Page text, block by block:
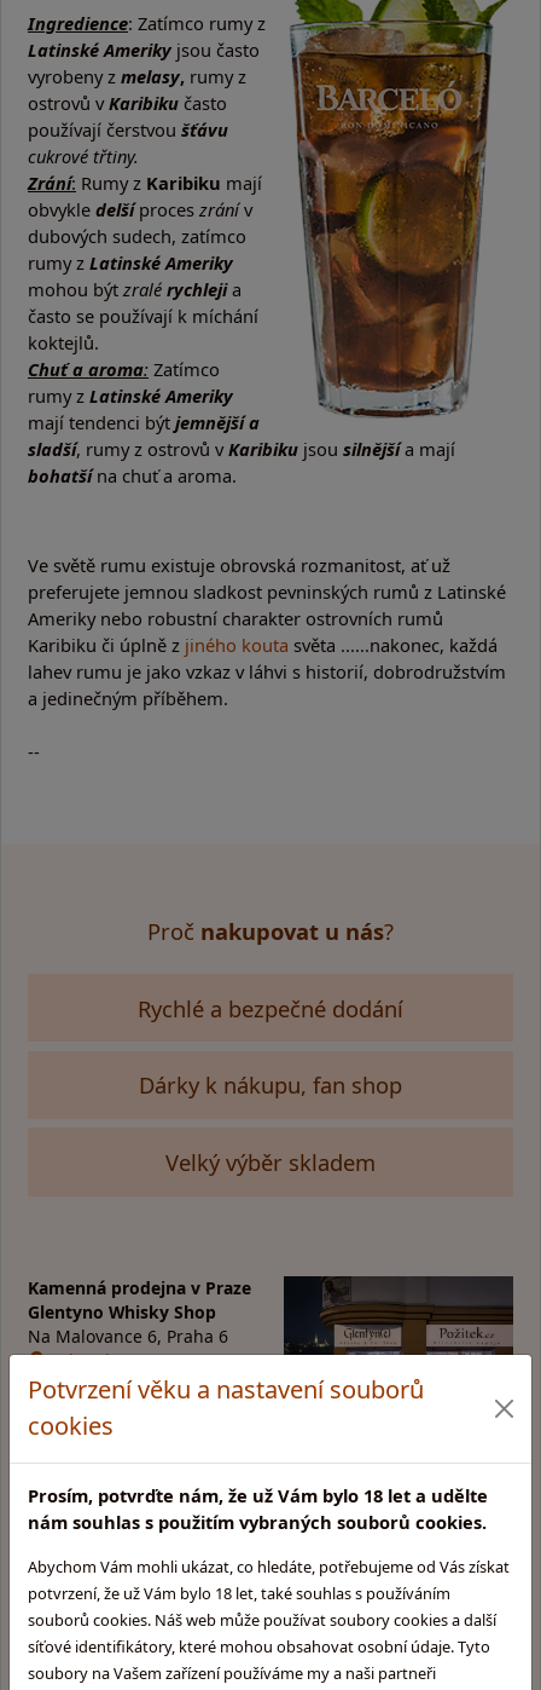
Potvrzení věku a nastavení souborů
cookies
Prosím, potvrďte nám, že už Vám bylo 18 let a udělte
nám souhlas s použitím vybraných souborů cookies.
Abychom Vám mohli ukázat, co hledáte, potřebujeme od Vás získat
potvrzení, že už Vám bylo 18 let, také souhlas s používáním
souborů cookies. Náš web může používat soubory cookies a další
síťové identifikátory, které mohou obsahovat osobní údaje. Tyto
soubory na Vašem zařízení používáme my a naši partneři
Ingredience: Zatímco rumy z
Latinské Ameriky jsou často
vyrobeny z melasy, rumy z
ostrovů vKaribiku často
používají čerstvou šťávu
cukrové třtiny.
Zrání: Rumy z Karibiku mají
obvykle delšíproces zránív
dubových sudech, zatímco
rumy z Latinské Ameriky
mohou být zralé rychleji a
často se používají k míchání
koktejlů.
Chuť a aroma: Zatímco
rumy z Latinské Ameriky
mají tendenci být jemnější a
sladší, rumy z ostrovů vKaribiku jsou silnějšía mají
bohatšína chuť a aroma.
Ve světě rumu existuje obrovská rozmanitost, ať už
preferujete jemnou sladkost pevninských rumů z Latinské
Ameriky nebo robustní charakter ostrovních rumů
Karibiku či úplně z jiného kouta světa ......nakonec, každá
lahev rumu je jako vzkaz v láhvi s historií, dobrodružstvím
a jedinečným příběhem.
--
Proč nakupovat u nás?
Rychlé a bezpečné dodání
Dárky k nákupu, fan shop
Velký výběr skladem
Provozovatel obchodu
Skupina obchodů
Glentyno:
Kamenná prodejna v Praze
Glentyno Whisky Shop
Na Malovance 6, Praha 6
Zobrazit mapu
Pondělí: 10:00 - 15:00
Úterý: 10:00 - 15:00
Čtvrtek: 11:00 - 16:00
Pátek: 11:00 - 17:00